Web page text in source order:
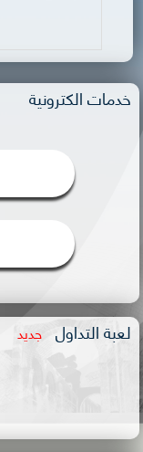
خدمات الكترونية
لعبة التداول جديد